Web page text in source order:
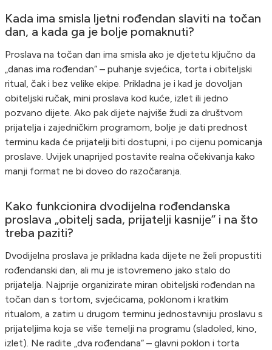
Kada ima smisla ljetni rođendan slaviti na točan
dan, a kada ga je bolje pomaknuti?
Proslava na točan dan ima smisla ako je djetetu ključno da
„danas ima rođendan“ – puhanje svjećica, torta i obiteljski
ritual, čak i bez velike ekipe. Prikladna je i kad je dovoljan
obiteljski ručak, mini proslava kod kuće, izlet ili jedno
pozvano dijete. Ako pak dijete najviše žudi za društvom
prijatelja i zajedničkim programom, bolje je dati prednost
terminu kada će prijatelji biti dostupni, i po cijenu pomicanja
proslave. Uvijek unaprijed postavite realna očekivanja kako
manji format ne bi doveo do razočaranja.
Kako funkcionira dvodijelna rođendanska
proslava „obitelj sada, prijatelji kasnije“ i na što
treba paziti?
Dvodijelna proslava je prikladna kada dijete ne želi propustiti
rođendanski dan, ali mu je istovremeno jako stalo do
prijatelja. Najprije organizirate miran obiteljski rođendan na
točan dan s tortom, svjećicama, poklonom i kratkim
ritualom, a zatim u drugom terminu jednostavniju proslavu s
prijateljima koja se više temelji na programu (sladoled, kino,
izlet). Ne radite „dva rođendana“ – glavni poklon i torta